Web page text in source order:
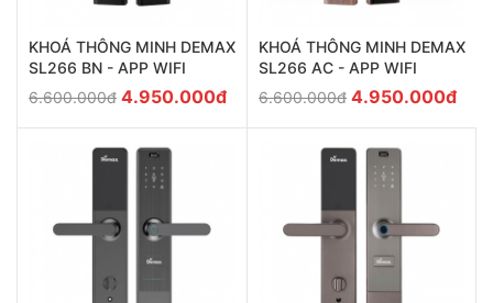
KHOÁ THÔNG MINH DEMAX
SL266 BN - APP WIFI
6.600.000đ 4.950.000đ
KHOÁ THÔNG MINH DEMAX
SL266 AC - APP WIFI
6.600.000đ 4.950.000đ